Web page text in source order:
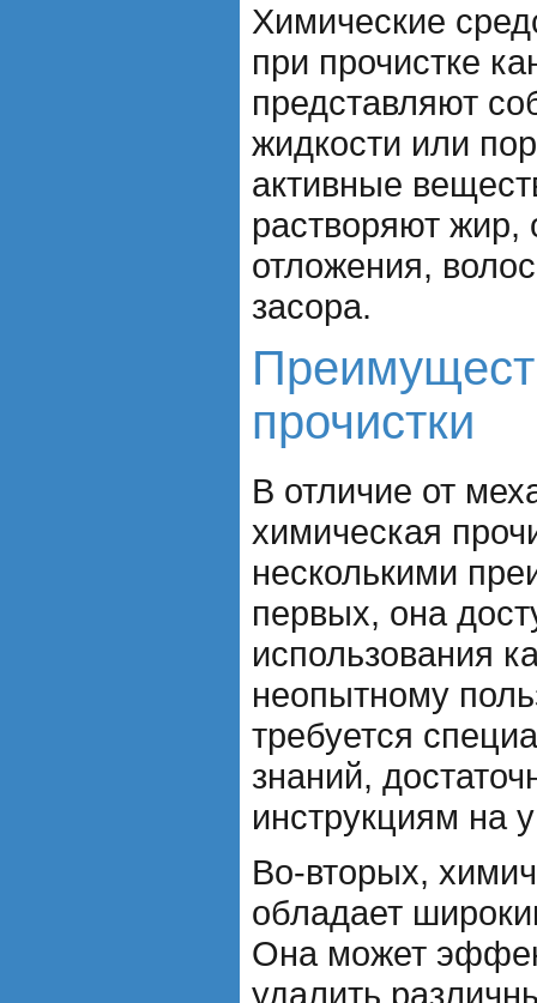
Химические
при прочистке
представляют
жидкости или
активные
растворяют жир,
отложения,
засора.
прочистки
В отличие от
химическая
несколькими
первых, она
использования
неопытному
требуется
знаний,
инструкциям на
Во-вторых,
обладает
Она может
удалить